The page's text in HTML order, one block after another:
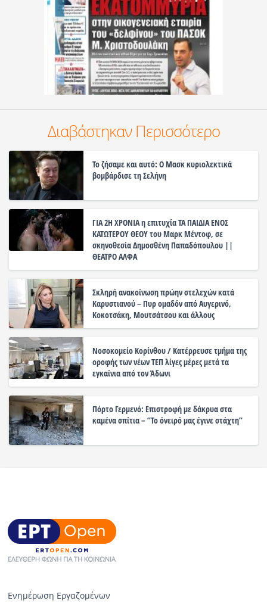
Διαβάστηκαν Περισσότερο
Το ζήσαμε και αυτό: Ο Μασκ κυριολεκτικά
βομβάρδισε τη Σελήνη
ΓΙΑ 2Η ΧΡΟΝΙΑ η επιτυχία ΤΑ ΠΑΙΔΙΑ ΕΝΟΣ
ΚΑΤΩΤΕΡΟΥ ΘΕΟΥ του Μαρκ Μέντοφ, σε
σκηνοθεσία Δημοσθένη Παπαδόπουλου ||
ΘΕΑΤΡΟ ΑΛΦΑ
Σκληρή ανακοίνωση πρώην στελεχών κατά
Καρυστιανού – Πυρ ομαδόν από Αυγερινό,
Κοκοτσάκη, Μουτσάτσου και άλλους
Νοσοκομείο Κορίνθου / Κατέρρευσε τμήμα της
οροφής των νέων ΤΕΠ λίγες μέρες μετά τα
εγκαίνια από τον Άδωνι
Πόρτο Γερμενό: Επιστροφή με δάκρυα στα
καμένα σπίτια – ”Το όνειρό μας έγινε στάχτη”
Ενημέρωση Εργαζομένων